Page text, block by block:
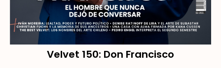
Velvet 150: Don Francisco